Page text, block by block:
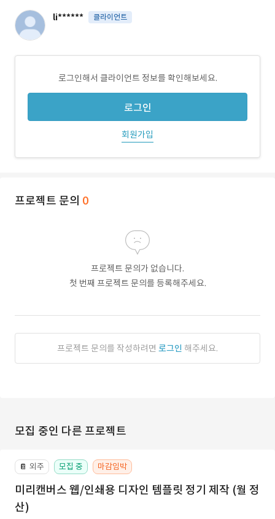
li****** 클라이언트
로그인해서 클라이언트 정보를 확인해보세요.
로그인
회원가입
프로젝트 문의 0
프로젝트 문의가 없습니다.
첫 번째 프로젝트 문의를 등록해주세요.
프로젝트 문의를 작성하려면 로그인 해주세요.
모집 중인 다른 프로젝트
📔 외주 모집 중 마감임박
미리캔버스 웹/인쇄용 디자인 템플릿 정기 제작 (월 정
산)